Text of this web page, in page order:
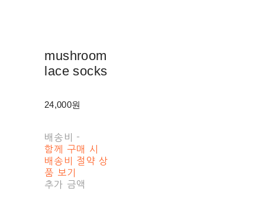
mushroom
lace socks
24,000원
배송비 -
함께 구매 시
배송비 절약 상
품 보기
추가 금액